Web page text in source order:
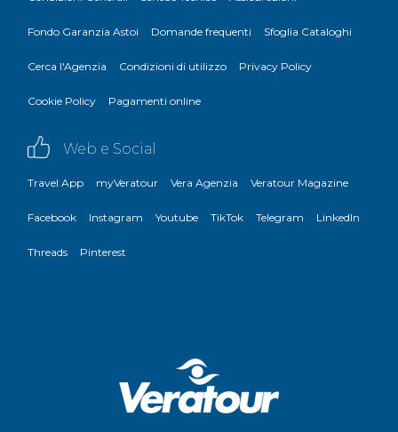
Fondo Garanzia Astoi Domande frequenti Sfoglia Cataloghi
Cerca l'Agenzia Condizioni di utilizzo Privacy Policy
Cookie Policy Pagamenti online
Web e Social
Travel App myVeratour Vera Agenzia Veratour Magazine
Facebook Instagram Youtube TikTok Telegram LinkedIn
Threads Pinterest